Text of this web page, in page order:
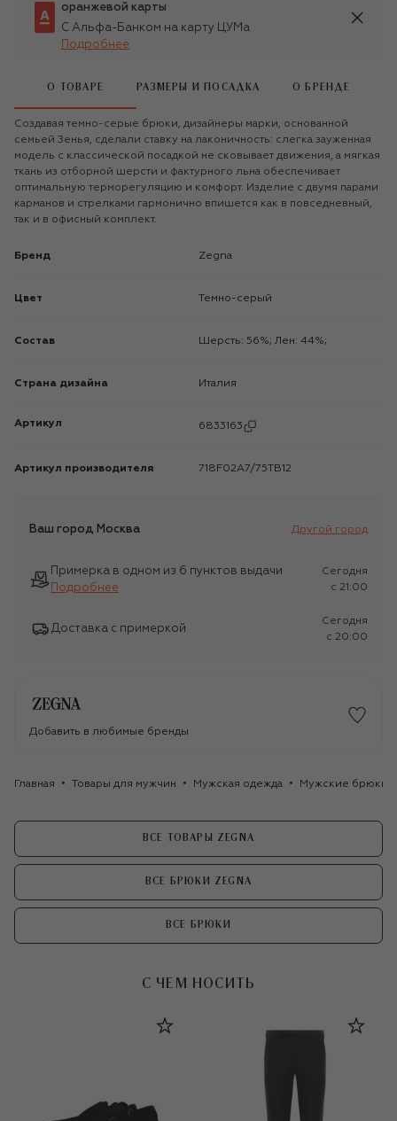
оранжевой карты
С Альфа-Банком на карту ЦУМа
Подробнее
О ТОВАРЕ РАЗМЕРЫ И ПОСАДКА О БРЕНДЕ
Создавая темно-серые брюки, дизайнеры марки, основанной
семьей Зенья, сделали ставку на лаконичность: слегка зауженная
модель с классической посадкой не сковывает движения, а мягкая
ткань из отборной шерсти и фактурного льна обеспечивает
оптимальную терморегуляцию и комфорт. Изделие с двумя парами
карманов и стрелками гармонично впишется как в повседневный,
так и в офисный комплект.
Бренд Zegna
Цвет Темно-серый
Состав Шерсть: 56%; Лен: 44%;
Страна дизайна Италия
Артикул 6833163
Артикул производителя 718F02A7/75TB12
Ваш город Москва Другой город
Примерка в одном из 6 пунктов выдачи
Подробнее
Сегодня
c 21:00
Доставка с примеркой
Сегодня
c 20:00
Добавить в любимые бренды
Главная Товары для мужчин Мужская одежда Мужские брюки
ВСЕ ТОВАРЫ ZEGNA
ВСЕ БРЮКИ ZEGNA
ВСЕ БРЮКИ
С ЧЕМ НОСИТЬ